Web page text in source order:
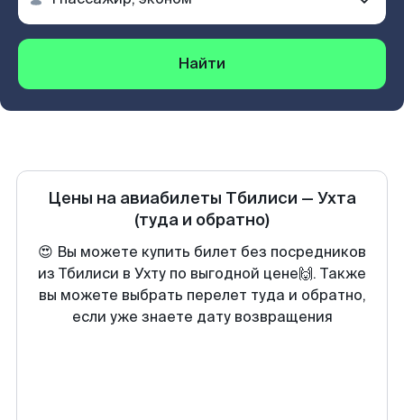
Найти
Цены на авиабилеты Тбилиси — Ухта
(туда и обратно)
😍 Вы можете купить билет без посредников
из Тбилиси в Ухту по выгодной цене🙌. Также
вы можете выбрать перелет туда и обратно,
если уже знаете дату возвращения